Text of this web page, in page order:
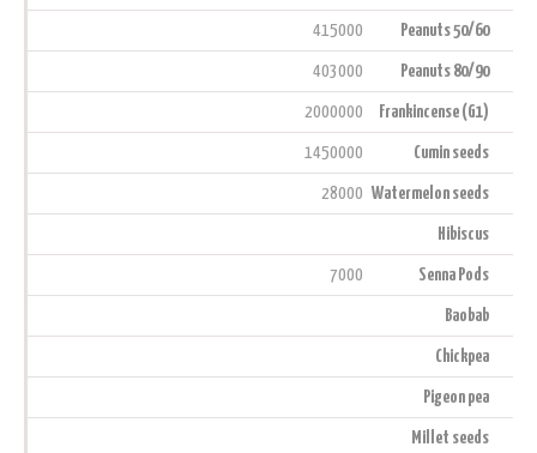
Peanuts 50/60
415000
Peanuts 80/90
403000
Frankincense (G1)
2000000
Cumin seeds
1450000
Watermelon seeds
28000
Hibiscus
Senna Pods
7000
Baobab
Chickpea
Pigeon pea
Millet seeds